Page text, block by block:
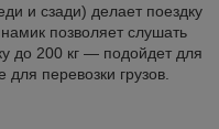
и сзади) делает поездку
позволяет слушать
до 200 кг — подойдет для
перевозки грузов.